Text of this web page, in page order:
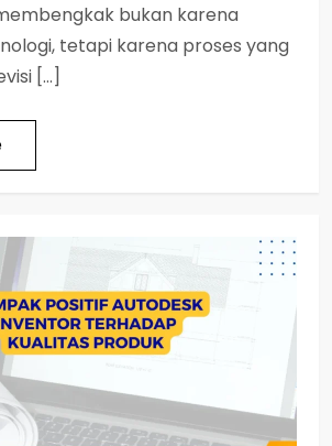
bukan karena
tetapi karena proses yang
[…]